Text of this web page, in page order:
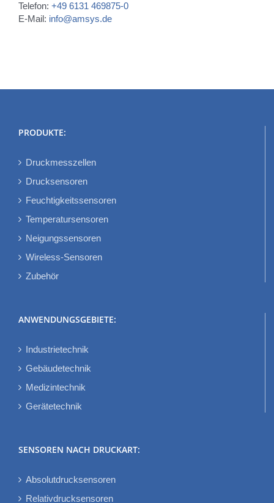
Telefon: +49 6131 469875-0
E-Mail: info@amsys.de
PRODUKTE:
Druckmesszellen
Drucksensoren
Feuchtigkeitssensoren
Temperatursensoren
Neigungssensoren
Wireless-Sensoren
Zubehör
ANWENDUNGSGEBIETE:
Industrietechnik
Gebäudetechnik
Medizintechnik
Gerätetechnik
SENSOREN NACH DRUCKART:
Absolutdrucksensoren
Relativdrucksensoren